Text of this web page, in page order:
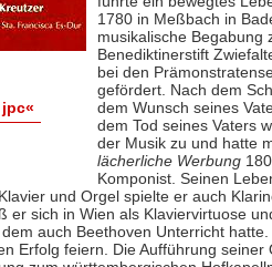
1780 in Meßbach in
musikalische Begabung
Benediktinerstift
bei den
gefördert. Nach dem
dem Wunsch seines
dem Tod seines Vaters
der Musik zu und hatte
lächerliche Werbung
Komponist. Seinen
und Orgel spielte er auch
er sich in Wien als Klaviervirtuose
auch Beethoven Unterricht hatte.
Erfolg feiern. Die Aufführung seiner